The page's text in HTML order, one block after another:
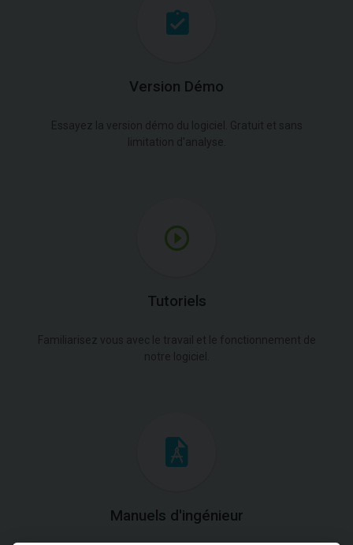
Version Démo
Essayez la version démo du logiciel. Gratuit et sans
limitation d'analyse.
Tutoriels
Familiarisez vous avec le travail et le fonctionnement de
notre logiciel.
Manuels d'ingénieur